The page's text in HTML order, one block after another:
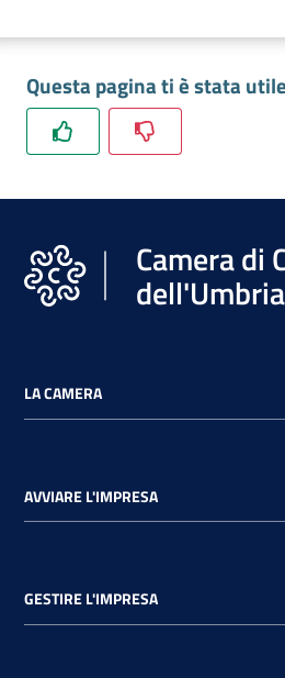
Questa pagina ti è stata
Camera di
dell'Umbria
LA CAMERA
AVVIARE L'IMPRESA
GESTIRE L'IMPRESA